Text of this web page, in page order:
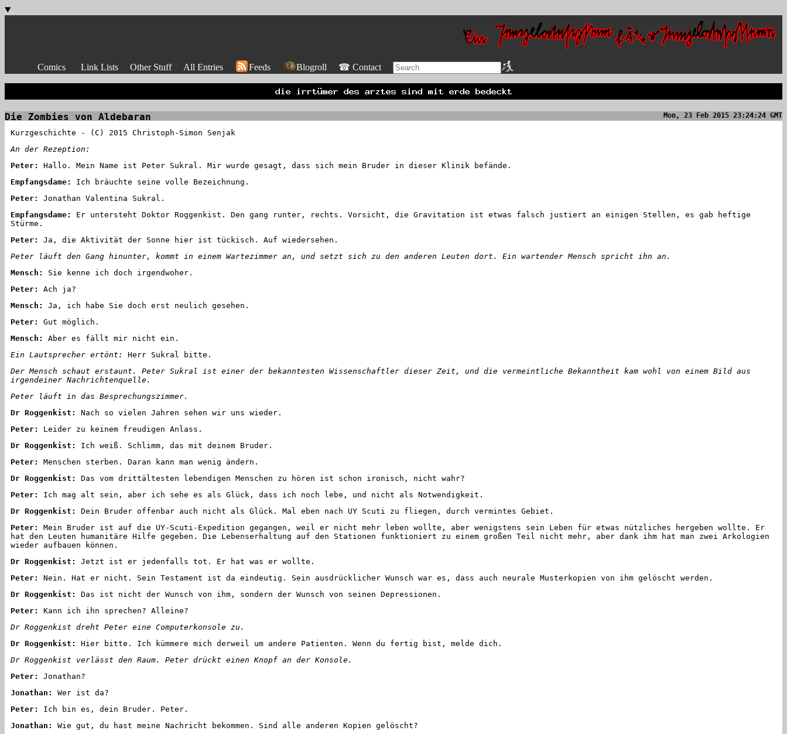
Comics Link Lists Other Stuff All Entries Feeds Blogroll ☎ Contact
Die Zombies von Aldebaran Mon, 23 Feb 2015 23:24:24 GMT
Kurzgeschichte - (C) 2015 Christoph-Simon Senjak
An der Rezeption:
Peter:
Hallo. Mein Name ist Peter Sukral. Mir wurde gesagt, dass sich mein Bruder in dieser Klinik befände.
Empfangsdame:
Ich bräuchte seine volle Bezeichnung.
Peter:
Jonathan Valentina Sukral.
Empfangsdame:
Er untersteht Doktor Roggenkist. Den gang runter, rechts. Vorsicht, die Gravitation ist etwas falsch justiert an einigen Stellen, es gab heftige
Stürme.
Peter:
Ja, die Aktivität der Sonne hier ist tückisch. Auf wiedersehen.
Peter läuft den Gang hinunter, kommt in einem Wartezimmer an, und setzt sich zu den anderen Leuten dort. Ein wartender Mensch spricht ihn an.
Mensch:
Sie kenne ich doch irgendwoher.
Peter:
Ach ja?
Mensch:
Ja, ich habe Sie doch erst neulich gesehen.
Peter:
Gut möglich.
Mensch:
Aber es fällt mir nicht ein.
Ein Lautsprecher ertönt:
Herr Sukral bitte.
Der Mensch schaut erstaunt. Peter Sukral ist einer der bekanntesten Wissenschaftler dieser Zeit, und die vermeintliche Bekanntheit kam wohl von einem Bild aus
irgendeiner Nachrichtenquelle.
Peter läuft in das Besprechungszimmer.
Dr Roggenkist:
Nach so vielen Jahren sehen wir uns wieder.
Peter:
Leider zu keinem freudigen Anlass.
Dr Roggenkist:
Ich weiß. Schlimm, das mit deinem Bruder.
Peter:
Menschen sterben. Daran kann man wenig ändern.
Dr Roggenkist:
Das vom drittältesten lebendigen Menschen zu hören ist schon ironisch, nicht wahr?
Peter:
Ich mag alt sein, aber ich sehe es als Glück, dass ich noch lebe, und nicht als Notwendigkeit.
Dr Roggenkist:
Dein Bruder offenbar auch nicht als Glück. Mal eben nach UY Scuti zu fliegen, durch vermintes Gebiet.
Peter:
Mein Bruder ist auf die UY-Scuti-Expedition gegangen, weil er nicht mehr leben wollte, aber wenigstens sein Leben für etwas nützliches hergeben wollte. Er
hat den Leuten humanitäre Hilfe gegeben. Die Lebenserhaltung auf den Stationen funktioniert zu einem großen Teil nicht mehr, aber dank ihm hat man zwei Arkologien
wieder aufbauen können.
Dr Roggenkist:
Jetzt ist er jedenfalls tot. Er hat was er wollte.
Peter:
Nein. Hat er nicht. Sein Testament ist da eindeutig. Sein ausdrücklicher Wunsch war es, dass auch neurale Musterkopien von ihm gelöscht werden.
Dr Roggenkist:
Das ist nicht der Wunsch von ihm, sondern der Wunsch von seinen Depressionen.
Peter:
Kann ich ihn sprechen? Alleine?
Dr Roggenkist dreht Peter eine Computerkonsole zu.
Dr Roggenkist:
Hier bitte. Ich kümmere mich derweil um andere Patienten. Wenn du fertig bist, melde dich.
Dr Roggenkist verlässt den Raum. Peter drückt einen Knopf an der Konsole.
Peter:
Jonathan?
Jonathan:
Wer ist da?
Peter:
Ich bin es, dein Bruder. Peter.
Jonathan:
Wie gut, du hast meine Nachricht bekommen. Sind alle anderen Kopien gelöscht?